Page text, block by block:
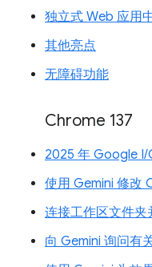
独立式 Web 应用
其他亮点
无障碍功能
Chrome 137
2025 年 Google I/
使用 Gemini 修改
连接工作区文件
向 Gemini 询问有